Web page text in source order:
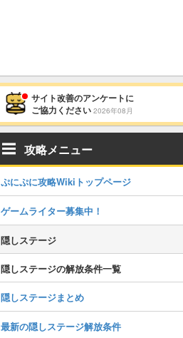
サイト改善のアンケートに
ご協力ください 2026年08月
攻略メニュー
ぷにぷに攻略Wikiトップページ
ゲームライター募集中！
隠しステージ
隠しステージの解放条件一覧
隠しステージまとめ
最新の隠しステージ解放条件